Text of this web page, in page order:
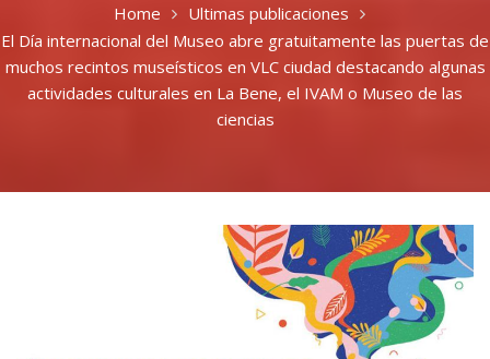
Home
Ultimas publicaciones
El Día internacional del Museo abre gratuitamente las puertas de
muchos recintos museísticos en VLC ciudad destacando algunas
actividades culturales en La Bene, el IVAM o Museo de las
ciencias